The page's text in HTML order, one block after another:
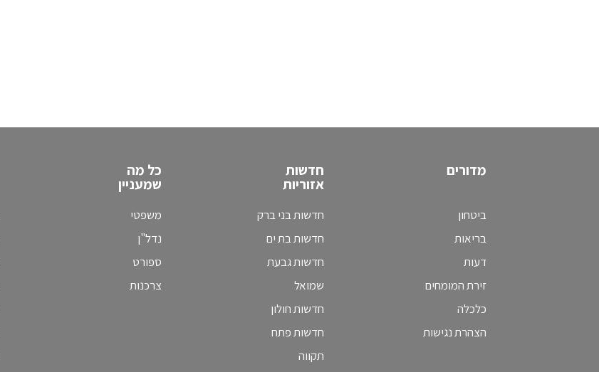
מדורים
ביטחון
בריאות
דעות
זירת המומחים
כלכלה
הצהרת נגישות
חדשות
אזוריות
חדשות בני ברק
חדשות בת ים
חדשות גבעת
שמואל
חדשות חולון
חדשות פתח
תקווה
כל מה
שמעניין
משפטי
נדל"ן
ספורט
צרכנות